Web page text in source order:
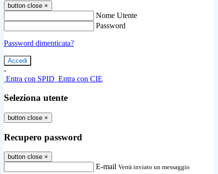
button close ×
Nome Utente
Password
Password dimenticata?
-
Entra con SPID Entra con CIE
Seleziona utente
button close ×
Recupero password
button close ×
E-mail Verrà inviato un messaggio